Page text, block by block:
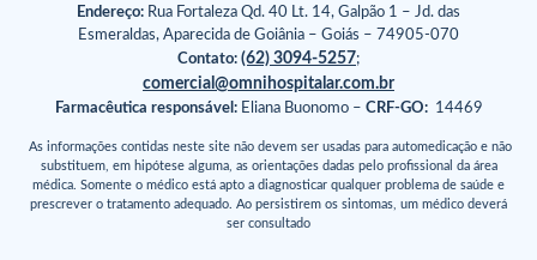
Endereço: Rua Fortaleza Qd. 40 Lt. 14, Galpão 1 – Jd. das
Esmeraldas, Aparecida de Goiânia – Goiás – 74905-070
Contato: (62) 3094-5257;
comercial@omnihospitalar.com.br
Farmacêutica responsável:Eliana Buonomo – CRF-GO:14469
As informações contidas neste site não devem ser usadas para automedicação e não
substituem, em hipótese alguma, as orientações dadas pelo profissional da área
médica. Somente o médico está apto a diagnosticar qualquer problema de saúde e
prescrever o tratamento adequado. Ao persistirem os sintomas, um médico deverá
ser consultado